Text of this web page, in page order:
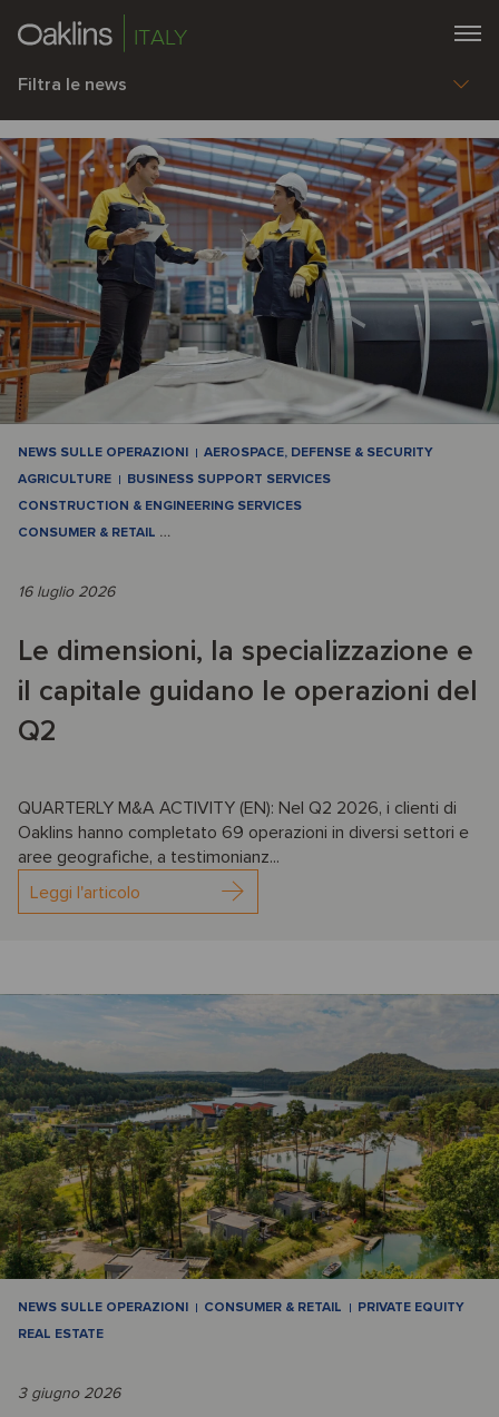
ITALY
Filtra le news
NEWS SULLE OPERAZIONI
AEROSPACE, DEFENSE & SECURITY
AGRICULTURE
BUSINESS SUPPORT SERVICES
CONSTRUCTION & ENGINEERING SERVICES
CONSUMER & RETAIL …
16 luglio 2026
Le dimensioni, la specializzazione e
il capitale guidano le operazioni del
Q2
QUARTERLY M&A ACTIVITY (EN): Nel Q2 2026, i clienti di
Oaklins hanno completato 69 operazioni in diversi settori e
aree geografiche, a testimonianz...
Leggi l'articolo
NEWS SULLE OPERAZIONI CONSUMER & RETAIL
PRIVATE EQUITY
REAL ESTATE
3 giugno 2026